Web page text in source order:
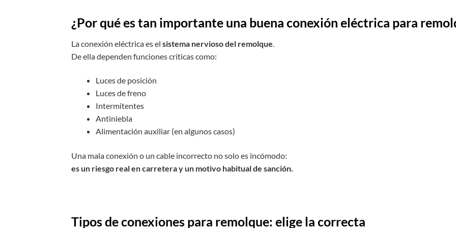
¿Por qué es tan importante una buena conexión eléctrica para
La conexión eléctrica es elsistema nervioso del remolque.
De ella dependen funciones críticas como:
Luces de posición
Luces de freno
Intermitentes
Antiniebla
Alimentación auxiliar (en algunos casos)
Una mala conexión o un cable incorrecto no solo es incómodo:
es un riesgo real en carretera y un motivo habitual de sanción.
Tipos de conexiones para remolque: elige la correcta